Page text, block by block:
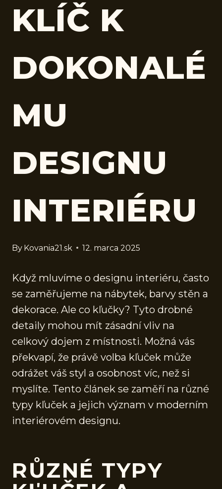
KLÍČ K
DOKONALÉ
MU
DESIGNU
INTERIÉRU
By Kovania21.sk 12. marca 2025
Když mluvíme o designu interiéru, často
se zaměřujeme na nábytek, barvy stěn a
dekorace. Ale co kľučky? Tyto drobné
detaily mohou mít zásadní vliv na
celkový dojem z místnosti. Možná vás
překvapí, že právě volba kľuček může
odrážet váš styl a osobnost víc, než si
myslíte. Tento článek se zaměří na různé
typy kľuček a jejich význam v moderním
interiérovém designu.
RŮZNÉ TYPY